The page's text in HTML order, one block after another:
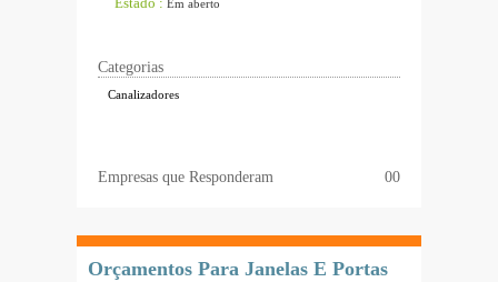
Em aberto
Categorias
Canalizadores
Empresas que Responderam 00
Orçamentos Para Janelas E Portas